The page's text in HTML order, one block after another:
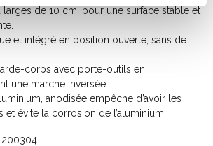
larges de 10 cm, pour une surface stable et
et intégré en position ouverte, sans de
corps avec porte-outils en
une marche inversée.
anodisée empêche d’avoir les
et évite la corrosion de l’aluminium.
200304